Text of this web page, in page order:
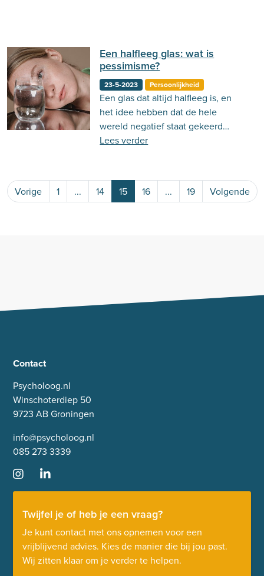
Een halfleeg glas: wat is
pessimisme?
23-5-2023 Persoonlijkheid
Een glas dat altijd halfleeg is, en
het idee hebben dat de hele
wereld negatief staat gekeerd
tegen jou. Misschien herken je dit
pessimisme genoemd. Pessimisme
kan bij anderen vaak overkomen als
je ergens van tevoren lage
verwachtingen over hebt, kan het
Lees verder
Vorige 1 ... 14 15 16 ... 19 Volgende
Contact
Psycholoog.nl
Winschoterdiep 50
9723 AB Groningen
info@psycholoog.nl
085 273 3339
Twijfel je of heb je een vraag?
Je kunt contact met ons opnemen voor een
vrijblijvend advies. Kies de manier die bij jou past.
Wij zitten klaar om je verder te helpen.